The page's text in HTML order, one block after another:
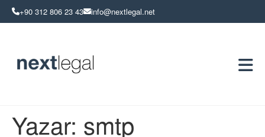
+90 312 806 23 43 info@nextlegal.net
Yazar: smtp